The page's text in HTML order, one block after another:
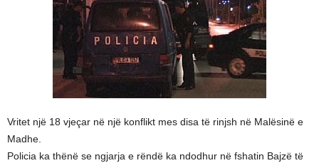
Vritet një 18 vjeçar në një konflikt mes disa të rinjsh në Malësinë e
Madhe.
Policia ka thënë se ngjarja e rëndë ka ndodhur në fshatin Bajzë të